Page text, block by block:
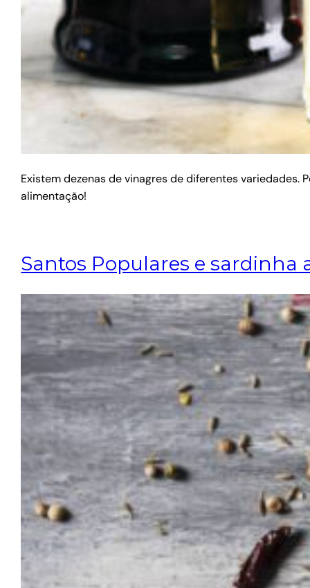
Existem dezenas de vinagres de diferentes
alimentação!
Santos Populares e sardinha